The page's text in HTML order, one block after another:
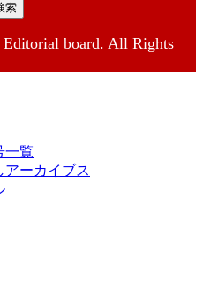
索
board. All Rights
一覧
アーカイブス